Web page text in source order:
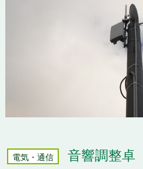
電気・通信 音響調整卓